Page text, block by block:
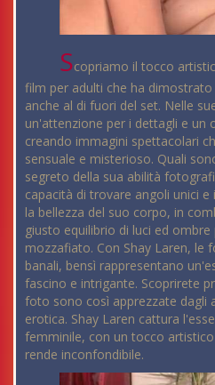
Scopriamo il tocco
film per adulti che ha
anche al di fuori del set. Nelle
un'attenzione per i dettagli e un
creando immagini spettacolari
sensuale e misterioso. Quali
segreto della sua abilità
capacità di trovare angoli unici
la bellezza del suo corpo, in
giusto equilibrio di luci ed
mozzafiato. Con Shay Laren, le
banali, bensì rappresentano
fascino e intrigante. Scoprirete
foto sono così apprezzate dagli
erotica. Shay Laren cattura
femminile, con un tocco
rende inconfondibile.